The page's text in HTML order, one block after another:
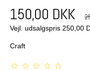
150,00 DKK
Vejl. udsalgspris 250,00
Craft